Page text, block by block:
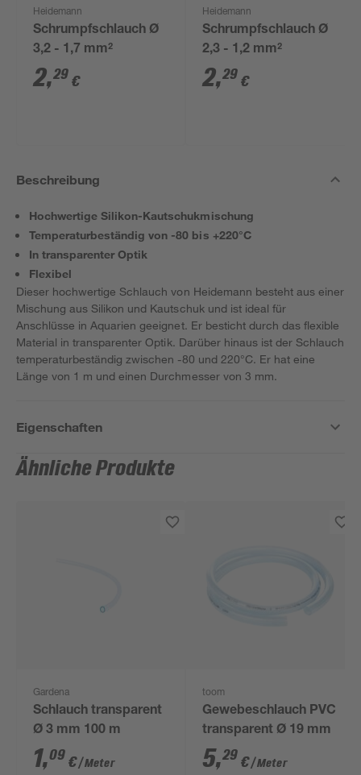
Heidemann
Schrumpfschlauch Ø
3,2 - 1,7 mm²
2,29 €
Heidemann
Schrumpfschlauch Ø
2,3 - 1,2 mm²
2,29 €
Beschreibung
Hochwertige Silikon-Kautschukmischung
Temperaturbeständig von -80 bis +220°C
In transparenter Optik
Flexibel
Dieser hochwertige Schlauch von Heidemann besteht aus einer
Mischung aus Silikon und Kautschuk und ist ideal für
Anschlüsse in Aquarien geeignet. Er besticht durch das flexible
Material in transparenter Optik. Darüber hinaus ist der Schlauch
temperaturbeständig zwischen -80 und 220°C. Er hat eine
Länge von 1 m und einen Durchmesser von 3 mm.
Eigenschaften
Ähnliche Produkte
Gardena
Schlauch transparent
Ø 3 mm 100 m
1,09 €/ Meter
toom
Gewebeschlauch PVC
transparent Ø 19 mm
5,29 €/ Meter